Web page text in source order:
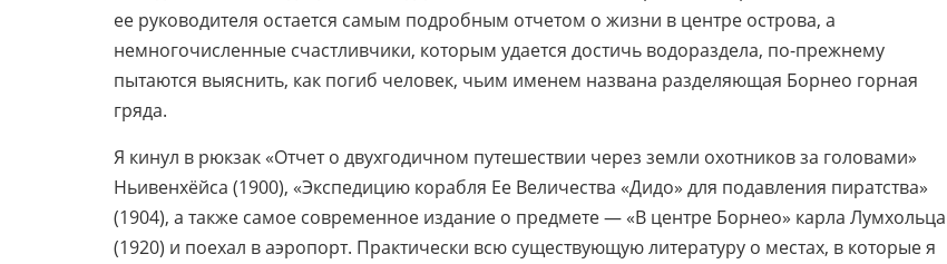
ее руководителя остается самым подробным отчетом о жизни в центре острова, а
немногочисленные счастливчики, которым удается достичь водораздела, по-прежнему
пытаются выяснить, как погиб человек, чьим именем названа разделяющая Борнео горная
гряда.
Я кинул в рюкзак «Отчет о двухгодичном путешествии через земли охотников за головами»
Ньивенхёйса (1900), «Экспедицию корабля Ее Величества «Дидо» для подавления пиратства»
(1904), а также самое современное издание о предмете — «В центре Борнео» карла Лумхольца
(1920) и поехал в аэропорт. Практически всю существующую литературу о местах, в которые я